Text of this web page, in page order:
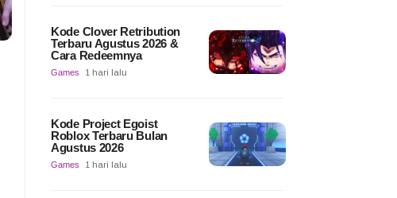
Kode Clover Retribution
Terbaru Agustus 2026 &
Cara Redeemnya
Games 1 hari lalu
Kode Project Egoist
Roblox Terbaru Bulan
Agustus 2026
Games 1 hari lalu